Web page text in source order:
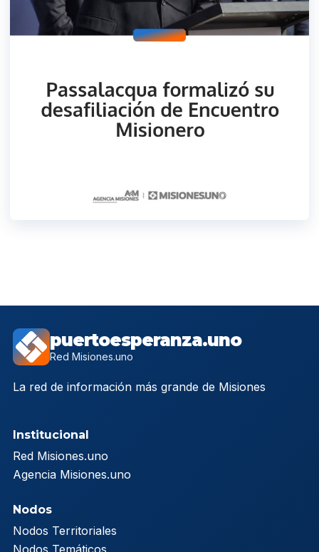
puertoesperanza.uno
Red Misiones.uno
La red de información más grande de Misiones
Institucional
Red Misiones.uno
Agencia Misiones.uno
Nodos
Nodos Territoriales
Nodos Temáticos